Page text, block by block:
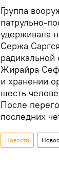
Группа
патрульно-
удерживала
Сержа
Жирайра
и хранении
шесть
После
последних
Новости